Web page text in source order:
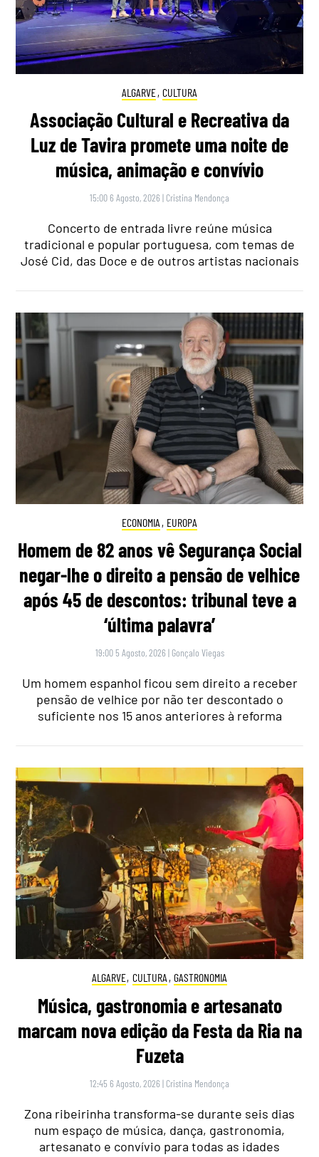
ALGARVE, CULTURA
Associação Cultural e Recreativa da
Luz de Tavira promete uma noite de
música, animação e convívio
15:00 6 Agosto, 2026 | Cristina Mendonça
Concerto de entrada livre reúne música
tradicional e popular portuguesa, com temas de
José Cid, das Doce e de outros artistas nacionais
ECONOMIA , EUROPA
Homem de 82 anos vê Segurança Social
negar-lhe o direito a pensão de velhice
após 45 de descontos: tribunal teve a
‘última palavra’
19:00 5 Agosto, 2026 | Gonçalo Viegas
Um homem espanhol ficou sem direito a receber
pensão de velhice por não ter descontado o
suficiente nos 15 anos anteriores à reforma
ALGARVE, CULTURA , GASTRONOMIA
Música, gastronomia e artesanato
marcam nova edição da Festa da Ria na
Fuzeta
12:45 6 Agosto, 2026 | Cristina Mendonça
Zona ribeirinha transforma-se durante seis dias
num espaço de música, dança, gastronomia,
artesanato e convívio para todas as idades